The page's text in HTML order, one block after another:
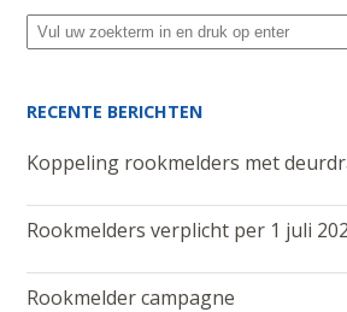
RECENTE BERICHTEN
Koppeling rookmelders met
Rookmelders verplicht per 1 juli
Rookmelder campagne